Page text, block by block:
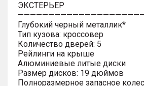
ЭКСТЕРЬЕР
Глубокий черный металлик*
Тип кузова: кроссовер
Количество дверей: 5
Рейлинги на крыше
Алюминиевые литые диски
Размер дисков: 19 дюймов
Полноразмерное запасное